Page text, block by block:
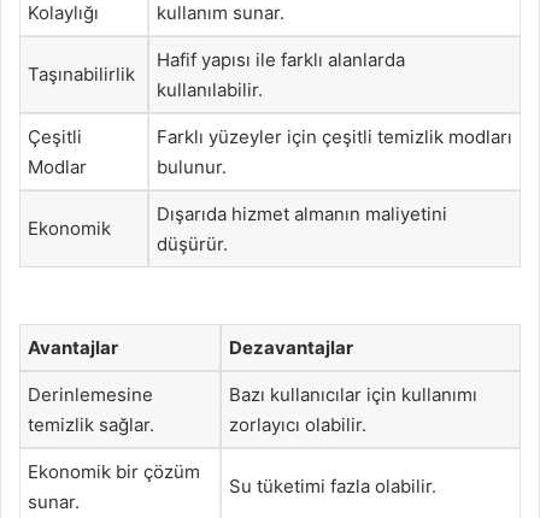
Kolaylığı
kullanım sunar.
Taşınabilirlik
Hafif yapısı ile farklı alanlarda
kullanılabilir.
Çeşitli
Modlar
Farklı yüzeyler için çeşitli temizlik modları
bulunur.
Ekonomik
Dışarıda hizmet almanın maliyetini
düşürür.
Avantajlar Dezavantajlar
Derinlemesine
temizlik sağlar.
Bazı kullanıcılar için kullanımı
zorlayıcı olabilir.
Ekonomik bir çözüm
sunar.
Su tüketimi fazla olabilir.